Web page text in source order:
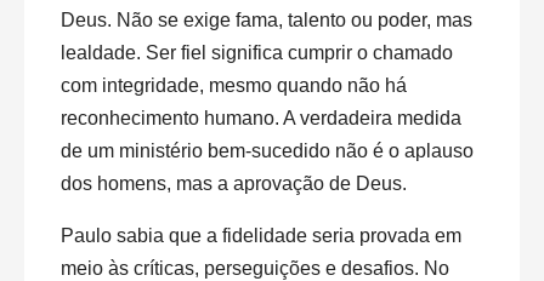
Deus. Não se exige fama, talento ou poder, mas
lealdade. Ser fiel significa cumprir o chamado
com integridade, mesmo quando não há
reconhecimento humano. A verdadeira medida
de um ministério bem-sucedido não é o aplauso
dos homens, mas a aprovação de Deus.
Paulo sabia que a fidelidade seria provada em
meio às críticas, perseguições e desafios. No